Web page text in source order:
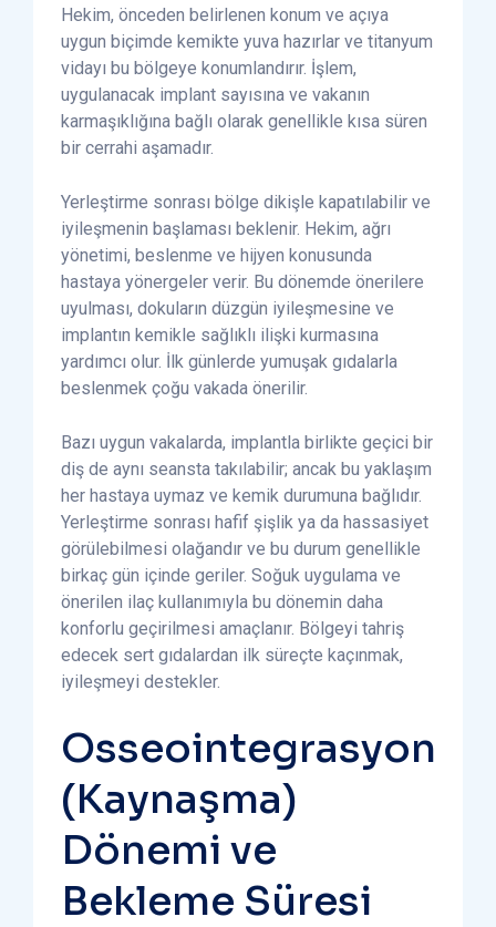
Hekim, önceden belirlenen konum ve açıya
uygun biçimde kemikte yuva hazırlar ve titanyum
vidayı bu bölgeye konumlandırır. İşlem,
uygulanacak implant sayısına ve vakanın
karmaşıklığına bağlı olarak genellikle kısa süren
bir cerrahi aşamadır.
Yerleştirme sonrası bölge dikişle kapatılabilir ve
iyileşmenin başlaması beklenir. Hekim, ağrı
yönetimi, beslenme ve hijyen konusunda
hastaya yönergeler verir. Bu dönemde önerilere
uyulması, dokuların düzgün iyileşmesine ve
implantın kemikle sağlıklı ilişki kurmasına
yardımcı olur. İlk günlerde yumuşak gıdalarla
beslenmek çoğu vakada önerilir.
Bazı uygun vakalarda, implantla birlikte geçici bir
diş de aynı seansta takılabilir; ancak bu yaklaşım
her hastaya uymaz ve kemik durumuna bağlıdır.
Yerleştirme sonrası hafif şişlik ya da hassasiyet
görülebilmesi olağandır ve bu durum genellikle
birkaç gün içinde geriler. Soğuk uygulama ve
önerilen ilaç kullanımıyla bu dönemin daha
konforlu geçirilmesi amaçlanır. Bölgeyi tahriş
edecek sert gıdalardan ilk süreçte kaçınmak,
iyileşmeyi destekler.
Osseointegrasyon
(Kaynaşma)
Dönemi ve
Bekleme Süresi